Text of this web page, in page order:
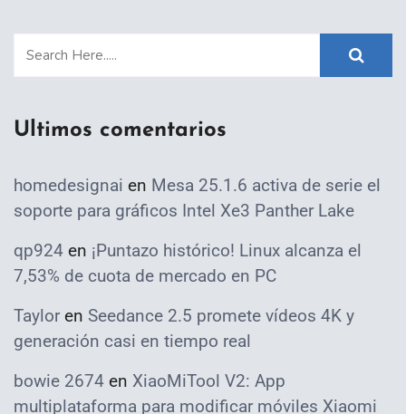
Ultimos comentarios
homedesignai en Mesa 25.1.6 activa de serie el
soporte para gráficos Intel Xe3 Panther Lake
qp924 en ¡Puntazo histórico! Linux alcanza el
7,53% de cuota de mercado en PC
Taylor en Seedance 2.5 promete vídeos 4K y
generación casi en tiempo real
bowie 2674 en XiaoMiTool V2: App
multiplataforma para modificar móviles Xiaomi